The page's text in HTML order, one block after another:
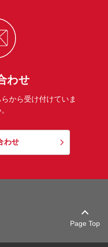
わせ
から受け付けていま
わせ
Page Top